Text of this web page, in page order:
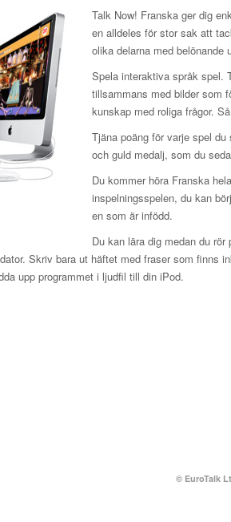
Talk Now! Franska ger dig
en alldeles för stor sak att
olika delarna med belönande
Spela interaktiva språk spel.
tillsammans med bilder som
kunskap med roliga frågor.
Tjäna poäng för varje spel
och guld medalj, som du
Du kommer höra Franska
inspelningsspelen, du kan
en som är infödd.
Du kan lära dig medan du
Skriv bara ut häftet med fraser som finns
upp programmet i ljudfil till din iPod.
© EuroTalk